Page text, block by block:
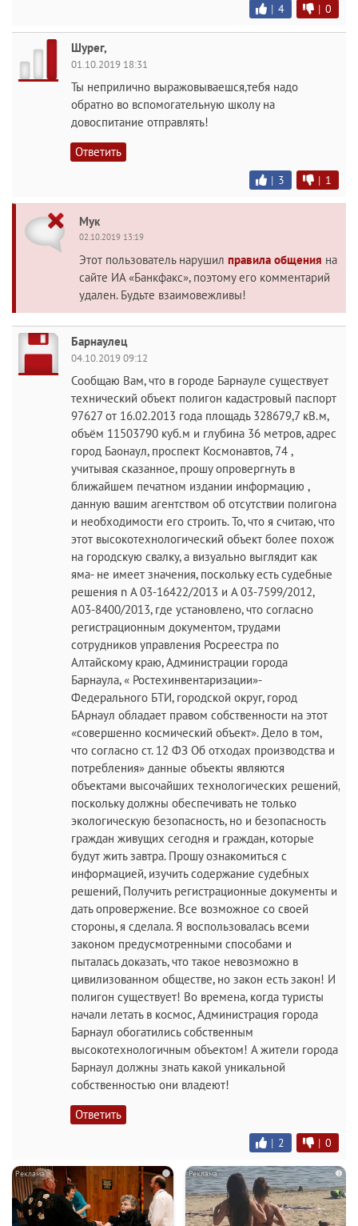
| 4 | 0
Шурег,
01.10.2019 18:31
Ты неприлично выражовываешся,тебя надо
обратно во вспомогательную школу на
довоспитание отправлять!
Ответить
| 3 | 1
Мук
02.10.2019 13:19
Этот пользователь нарушил правила общения на
сайте ИА «Банкфакс», поэтому его комментарий
удален. Будьте взаимовежливы!
Барнаулец
04.10.2019 09:12
Сообщаю Вам, что в городе Барнауле существует
технический объект полигон кадастровый паспорт
97627 от 16.02.2013 года площадь 328679,7 кВ.м,
объём 11503790 куб.м и глубина 36 метров, адрес
город Баонаул, проспект Космонавтов, 74 ,
учитывая сказанное, прошу опровергнуть в
ближайшем печатном издании информацию ,
данную вашим агентством об отсутствии полигона
и необходимости его строить. То, что я считаю, что
этот высокотехнологический объект более похож
на городскую свалку, а визуально выглядит как
яма- не имеет значения, поскольку есть судебные
решения n А 03-16422/2013 и А 03-7599/2012,
А03-8400/2013, где установлено, что согласно
регистрационным документом, трудами
сотрудников управления Росреестра по
Алтайскому краю, Администрации города
Барнаула, « Ростехинвентаризации»-
Федерального БТИ, городской округ, город
БАрнаул обладает правом собственности на этот
«совершенно космический объект». Дело в том,
что согласно ст. 12 ФЗ Об отходах производства и
потребления» данные объекты являются
объектами высочайших технологических решений,
поскольку должны обеспечивать не только
экологическую безопасность, но и безопасность
граждан живущих сегодня и граждан, которые
будут жить завтра. Прошу ознакомиться с
информацией, изучить содержание судебных
решений, Получить регистрационные документы и
дать опровержение. Все возможное со своей
стороны, я сделала. Я воспользовалась всеми
законом предусмотренными способами и
пыталась доказать, что такое невозможно в
цивилизованном обществе, но закон есть закон! И
полигон существует! Во времена, когда туристы
начали летать в космос, Администрация города
Барнаул обогатились собственным
высокотехнологичным объектом! А жители города
Барнаул должны знать какой уникальной
собственностью они владеют!
Ответить
| 2 | 0
i i